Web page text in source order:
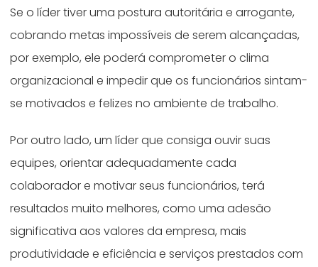
Se o líder tiver uma postura autoritária e arrogante,
cobrando metas impossíveis de serem alcançadas,
por exemplo, ele poderá comprometer o clima
organizacional e impedir que os funcionários sintam-
se motivados e felizes no ambiente de trabalho.
Por outro lado, um líder que consiga ouvir suas
equipes, orientar adequadamente cada
colaborador e motivar seus funcionários, terá
resultados muito melhores, como uma adesão
significativa aos valores da empresa, mais
produtividade e eficiência e serviços prestados com